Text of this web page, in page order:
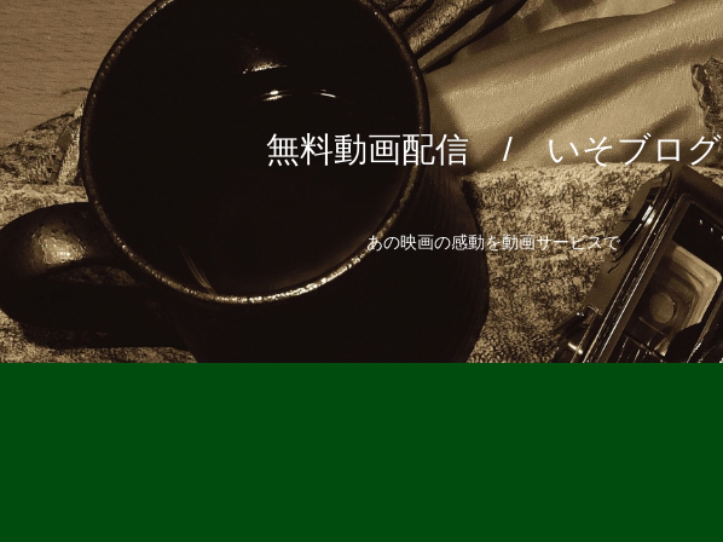
無料動画配信 / いそブログ
あの映画の感動を動画サービスで